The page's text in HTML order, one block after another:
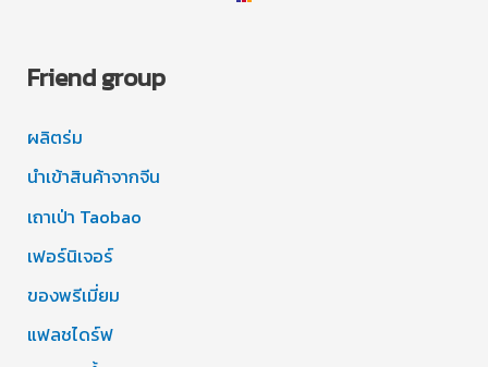
Friend group
ผลิตร่ม
นำเข้าสินค้าจากจีน
เถาเป่า Taobao
เฟอร์นิเจอร์
ของพรีเมี่ยม
แฟลชไดร์ฟ